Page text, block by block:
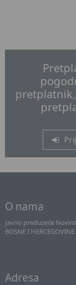
O nama
Javno preduzeće
BOSNE I
Adresa